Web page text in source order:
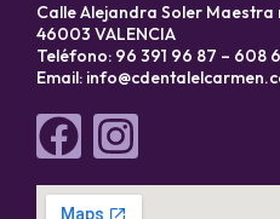
Calle Alejandra Soler Maestra
46003 VALENCIA
Teléfono: 96 391 96 87 – 608
Email: